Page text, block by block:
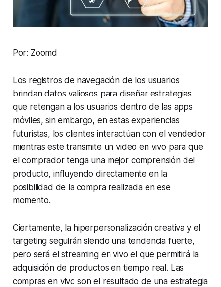
Por: Zoomd
Los registros de navegación de los usuarios
brindan datos valiosos para diseñar estrategias
que retengan a los usuarios dentro de las apps
móviles, sin embargo, en estas experiencias
futuristas, los clientes interactúan con el vendedor
mientras este transmite un video en vivo para que
el comprador tenga una mejor comprensión del
producto, influyendo directamente en la
posibilidad de la compra realizada en ese
momento.
Ciertamente, la hiperpersonalización creativa y el
targeting seguirán siendo una tendencia fuerte,
pero será el streaming en vivo el que permitirá la
adquisición de productos en tiempo real. Las
compras en vivo son el resultado de una estrategia